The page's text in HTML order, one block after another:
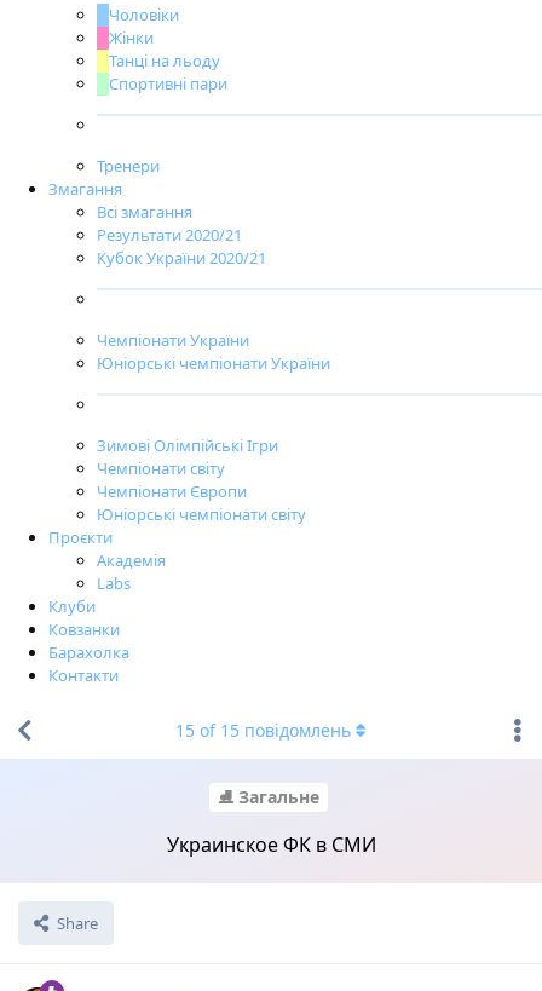
Чоловіки
Жінки
Танці на льоду
Спортивні пари
Тренери
Змагання
Всі змагання
Результати 2020/21
Кубок України 2020/21
Чемпіонати України
Юніорські чемпіонати України
Зимові Олімпійські Ігри
Чемпіонати світу
Чемпіонати Європи
Юніорські чемпіонати світу
Проєкти
Академія
Labs
Клуби
Ковзанки
Барахолка
Контакти
⛸ Загальне
Украинское ФК в СМИ
Share
15 of 15 повідомлень